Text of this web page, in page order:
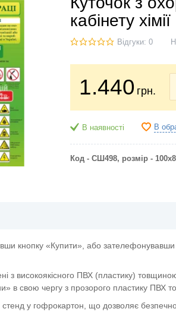
кабінету хімії
Відгуки: 0
1.440 грн.
В наявності В
Код - СШ498, розмір -
кнопку «Купити», або
з високоякісного ПВХ (пластику)
в свою чергу з прозорого пластику ПВХ
у гофрокартон, що дозволяє